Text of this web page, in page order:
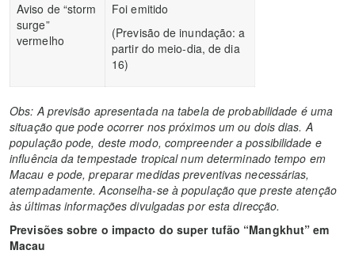
Aviso de “storm
surge”
vermelho
Foi emitido
(Previsão de inundação: a
partir do meio-dia, de dia
16)
Obs: A previsão apresentada na tabela de probabilidade é uma
situação que pode ocorrer nos próximos um ou dois dias. A
população pode, deste modo, compreender a possibilidade e
influência da tempestade tropical num determinado tempo em
Macau e pode, preparar medidas preventivas necessárias,
atempadamente. Aconselha-se à população que preste atenção
às últimas informações divulgadas por esta direcção.
Previsões sobre o impacto do super tufão “Mangkhut” em
Macau